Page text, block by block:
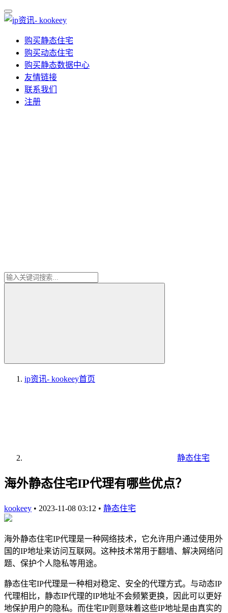
购买静态住宅
购买动态住宅
购买静态数据中心
友情链接
联系我们
注册
ip资讯- kookeey首页
静态住宅
海外静态住宅IP代理有哪些优点？
kookeey • 2023-11-08 03:12 • 静态住宅
海外静态住宅IP代理是一种网络技术，它允许用户通过使用外
国的IP地址来访问互联网。这种技术常用于翻墙、解决网络问
题、保护个人隐私等用途。
静态住宅IP代理是一种相对稳定、安全的代理方式。与动态IP
代理相比，静态IP代理的IP地址不会频繁更换，因此可以更好
地保护用户的隐私。而住宅IP则意味着这些IP地址是由真实的